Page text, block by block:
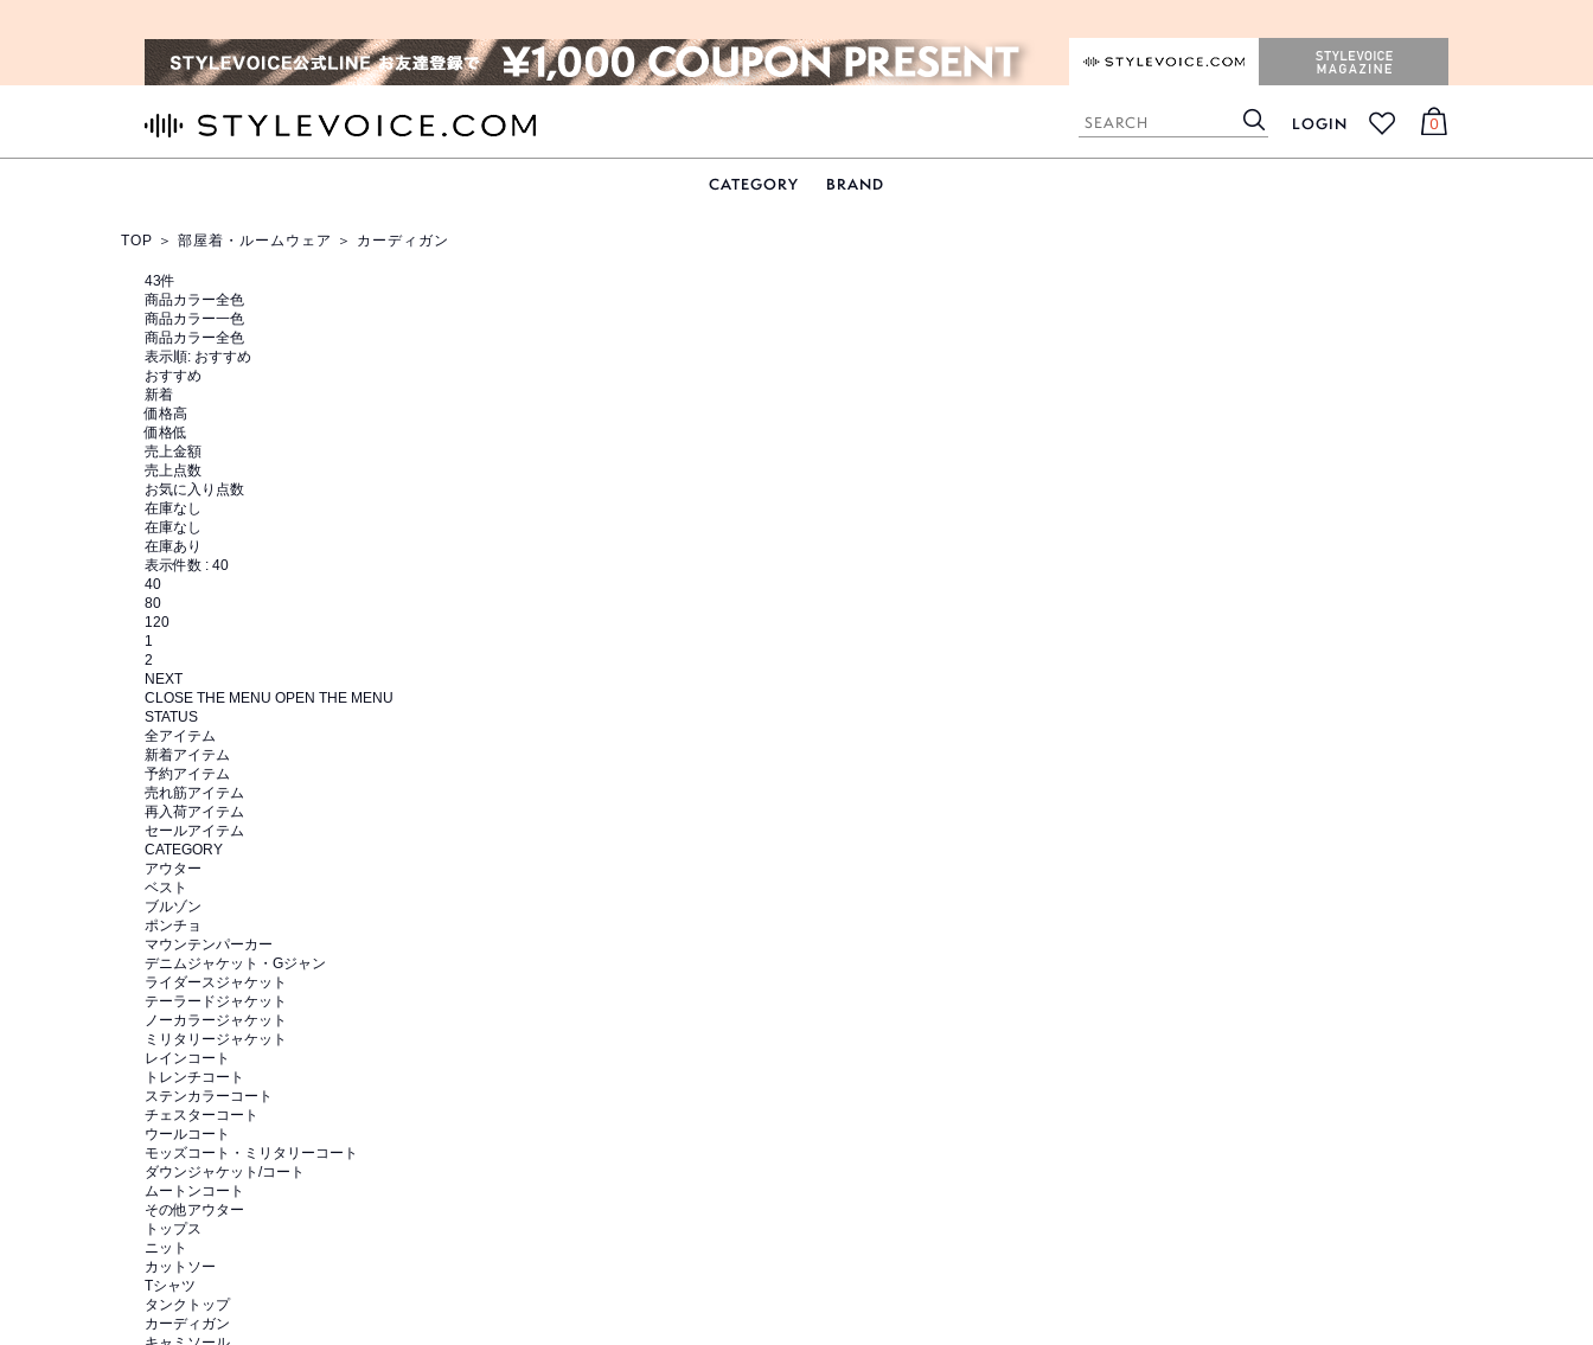
検
索
LOGIN
0
CATEGORY BRAND
TOP ＞ 部屋着・ルームウェア ＞ カーディガン
43件
商品カラー全色
商品カラー一色
商品カラー全色
表示順: おすすめ
おすすめ
新着
価格高
価格低
売上金額
売上点数
お気に入り点数
在庫なし
在庫なし
在庫あり
表示件数 : 40
40
80
120
1
2
NEXT
CLOSE THE MENU OPEN THE MENU
STATUS
全アイテム
新着アイテム
予約アイテム
売れ筋アイテム
再入荷アイテム
セールアイテム
CATEGORY
アウター
ベスト
ブルゾン
ポンチョ
マウンテンパーカー
デニムジャケット・Gジャン
ライダースジャケット
テーラードジャケット
ノーカラージャケット
ミリタリージャケット
レインコート
トレンチコート
ステンカラーコート
チェスターコート
ウールコート
モッズコート・ミリタリーコート
ダウンジャケット/コート
ムートンコート
その他アウター
トップス
ニット
カットソー
Tシャツ
タンクトップ
カーディガン